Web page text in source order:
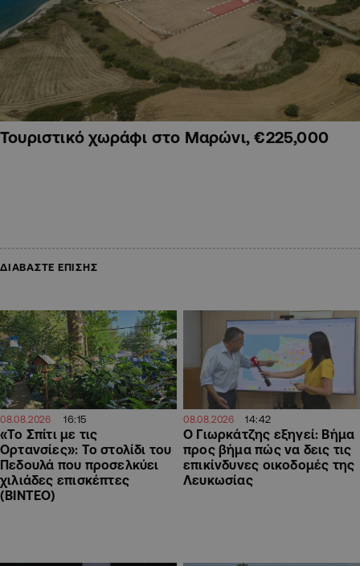
Τουριστικό χωράφι στο Μαρώνι, €225,000
ΔΙΑΒΑΣΤΕ ΕΠΙΣΗΣ
08.08.2026 16:15
«Το Σπίτι με τις
Ορτανσίες»: Το στολίδι του
Πεδουλά που προσελκύει
χιλιάδες επισκέπτες
(ΒΙΝΤΕΟ)
08.08.2026 14:42
Ο Γιωρκάτζης εξηγεί: Βήμα
προς βήμα πώς να δεις τις
επικίνδυνες οικοδομές της
Λευκωσίας